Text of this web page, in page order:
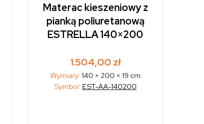
Materac kieszeniowy z
pianką poliuretanową
ESTRELLA 140×200
1.504,00 zł
Wymiary: 140 × 200 × 19 cm
Symbol: EST-AA-140200